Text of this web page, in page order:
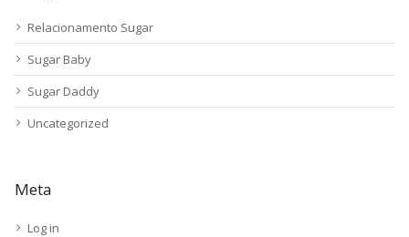
Relacionamento Sugar
Sugar Baby
Sugar Daddy
Uncategorized
Meta
Log in